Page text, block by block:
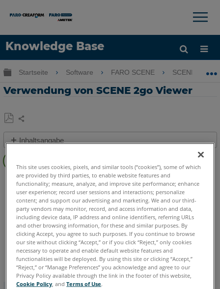
Knowledge Base
Sprache
×
Globale Hierarchie auf- und zuklappen
Startseite Software FARO SCENE SCENE
Verwendung von SCENE 2go Viewer
Als
PDF
speichern
Teilen
Inhaltsangabe
Erste
Schritte
Starten
der
App
Öffnen
eines
Scanprojekts
Scans
anzeigen
SCENE 2025 2024 2023 2022 2021 2020
7.x 2go App
Chinesisch Deutsch Englisch Französisch Italienisch
Japanisch Koreanisch Portugiesisch Spanisch
This site uses cookies, pixels, and similar tools (“cookies”), some of which
are provided by third parties, to enable website features and
functionality; measure, analyze, and improve site performance; enhance
user experience; record user sessions and interactions; personalize
content; and support our advertising and marketing. We and our third-
party vendors may monitor, record, and access information and data,
including device data, IP address and online identifiers, referring URLs
and other browsing information, for these and similar purposes. By
clicking Accept, you agree to such purposes. If you continue to browse
our site without clicking “Accept,” or if you click “Reject,” only cookies
necessary to operate and enable default website features and
functionalities will be deployed. By using this site or clicking “Accept,”
“Reject,” or “Manage Preferences” you acknowledge and agree to our
Privacy Policy available through the link in the footer of this website,
Cookie Policy , andTerms of Use.